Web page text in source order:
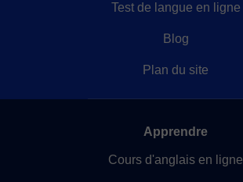
Test de langue en ligne
Blog
Plan du site
Apprendre
Cours d'anglais en ligne